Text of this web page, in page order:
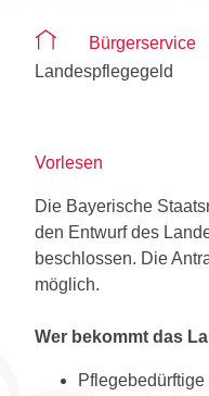
Sie befinden sich auf
Bürgerservice
Landespflegegeld
Vorlesen
Die Bayerische
den Entwurf des
beschlossen. Die
möglich.
Wer bekommt das